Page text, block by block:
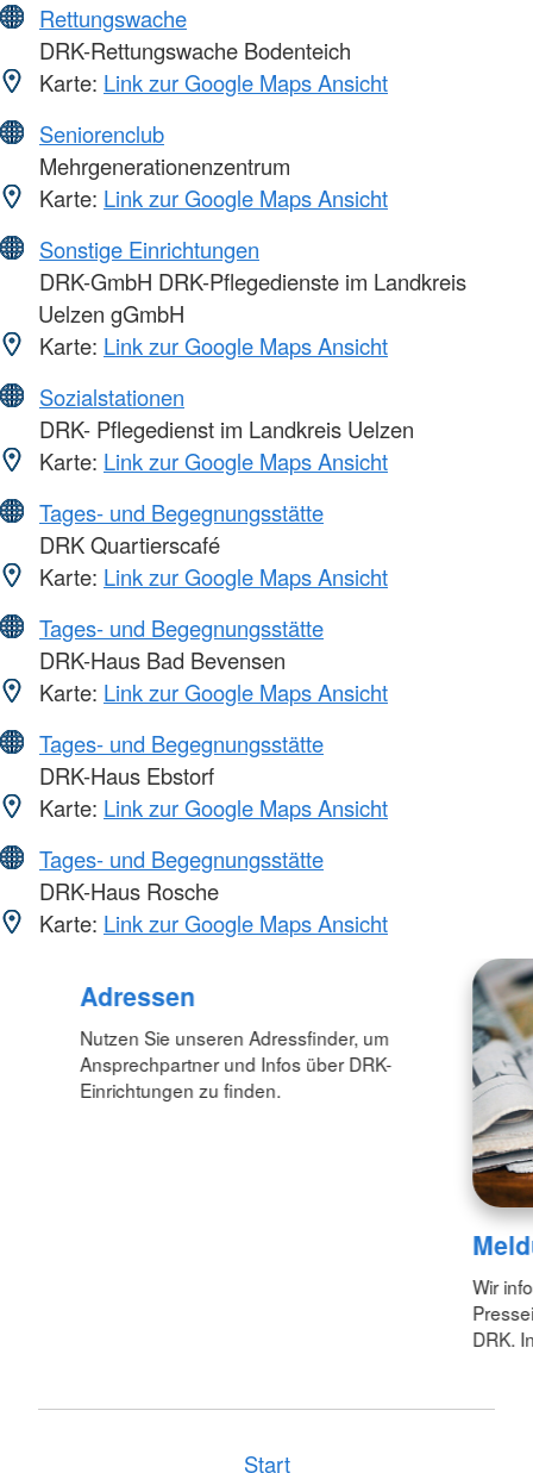
Rettungswache
DRK-Rettungswache Bodenteich
Karte: Link zur Google Maps Ansicht
Seniorenclub
Mehrgenerationenzentrum
Karte: Link zur Google Maps Ansicht
Sonstige Einrichtungen
DRK-GmbH DRK-Pflegedienste im Landkreis
Uelzen gGmbH
Karte: Link zur Google Maps Ansicht
Sozialstationen
DRK- Pflegedienst im Landkreis Uelzen
Karte: Link zur Google Maps Ansicht
Tages- und Begegnungsstätte
DRK Quartierscafé
Karte: Link zur Google Maps Ansicht
Tages- und Begegnungsstätte
DRK-Haus Bad Bevensen
Karte: Link zur Google Maps Ansicht
Tages- und Begegnungsstätte
DRK-Haus Ebstorf
Karte: Link zur Google Maps Ansicht
Tages- und Begegnungsstätte
DRK-Haus Rosche
Karte: Link zur Google Maps Ansicht
Adressen
Nutzen Sie unseren Adressfinder, um
Ansprechpartner und Infos über DRK-
Einrichtungen zu finden.
Wir
DRK.
Start